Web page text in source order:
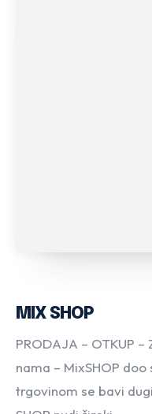
MIX SHOP
PRODAJA – OTKUP
nama – MixSHOP
trgovinom se bavi